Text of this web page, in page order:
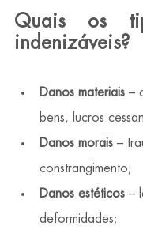
Quais os
indenizáveis?
Danos materiais –
bens, lucros
Danos morais –
constrangimento;
Danos estéticos –
deformidades;